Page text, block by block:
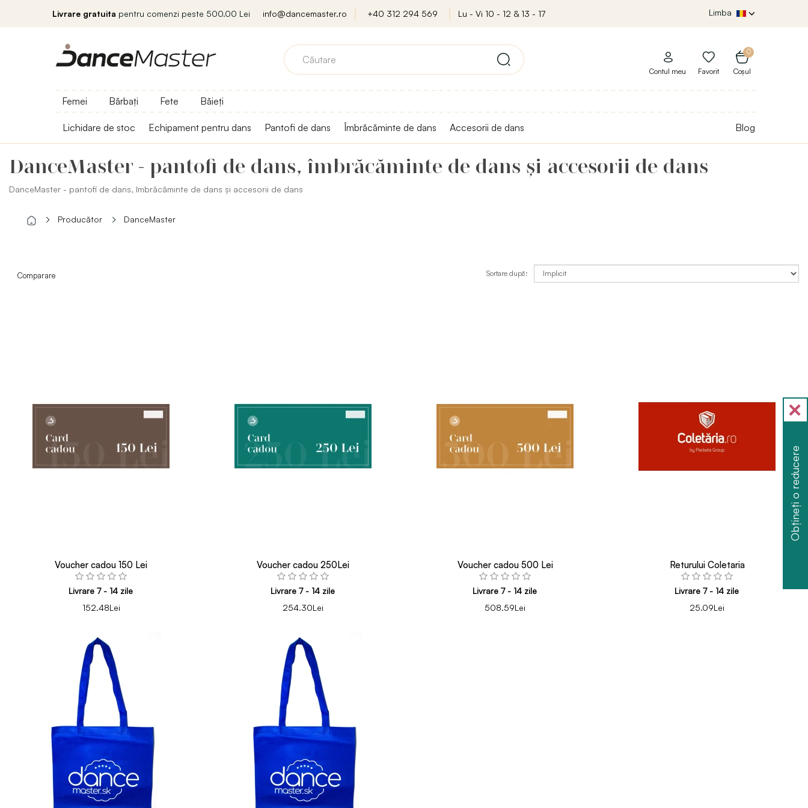
Livrare gratuita pentru comenzi peste 500.00 Lei info@dancemaster.ro +40 312 294 569 Lu - Vi 10 - 12 & 13 - 17 Limba
0
Coșul
Contul meu Favorit
Femei Bărbați Fete Băieți
Lichidare de stoc Echipament pentru dans Pantofi de dans Îmbrăcăminte de dans Accesorii de dans Blog
DanceMaster - pantofi de dans, îmbrăcăminte de dans și accesorii de dans
DanceMaster - pantofi de dans, îmbrăcăminte de dans și accesorii de dans
Producător DanceMaster
Comparare Sortare după:
Voucher cadou 150 Lei
Livrare 7 - 14 zile
152.48Lei
Voucher cadou 250Lei
Livrare 7 - 14 zile
254.30Lei
Voucher cadou 500 Lei
Livrare 7 - 14 zile
508.59Lei
Returului Coletaria
Livrare 7 - 14 zile
25.09Lei
Obțineți o reducere